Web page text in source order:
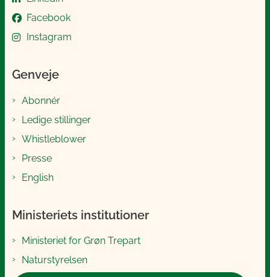
Facebook
Instagram
Genveje
Abonnér
Ledige stillinger
Whistleblower
Presse
English
Ministeriets institutioner
Ministeriet for Grøn Trepart
Naturstyrelsen